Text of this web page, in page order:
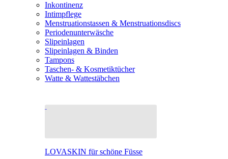
Inkontinenz
Intimpflege
Menstruationstassen & Menstruationsdiscs
Periodenunterwäsche
Slipeinlagen
Slipeinlagen & Binden
Tampons
Taschen- & Kosmetiktücher
Watte & Wattestäbchen
LOVASKIN für schöne Füsse